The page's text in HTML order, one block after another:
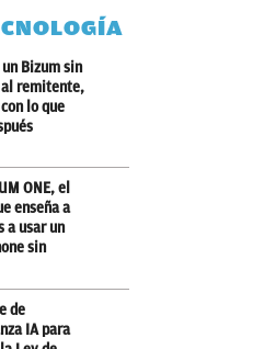
Bizum sin
al remitente,
lo que
ONE, el
enseña a
a usar un
sin
de
IA para